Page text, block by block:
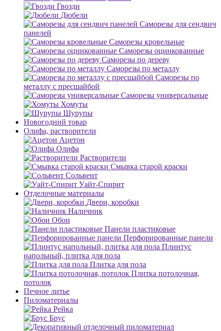
Гвозди
Дюбели
Саморезы для сендвич
панелей
Саморезы кровельные
Саморезы оцинкованные
Саморезы по дереву
Саморезы по металлу
Саморезы по
металлу с пресшайбой
Саморезы универсальные
Хомуты
Шурупы
Новогодний товар
Олифа, растворители
Ацетон
Олифа
Растворители
Смывка старой краски
Сольвент
Уайт-Спирит
Отделочные материалы
Двери, коробки
Наличник
Обои
Панели пластиковые
Перфорированные панели
Плинтус
напольный, плитка для пола
Плитка для пола
Плитка потолочная,
потолок
Печное литье
Пиломатериалы
Рейка
Брус